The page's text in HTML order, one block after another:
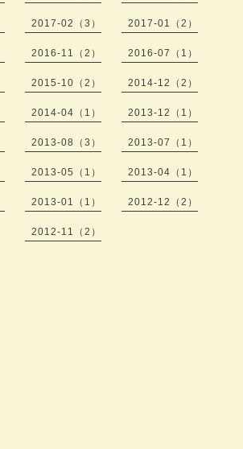
2017-02（3） 2017-01（2）
2016-11（2） 2016-07（1）
2015-10（2） 2014-12（2）
2014-04（1） 2013-12（1）
2013-08（3） 2013-07（1）
2013-05（1） 2013-04（1）
2013-01（1） 2012-12（2）
2012-11（2）